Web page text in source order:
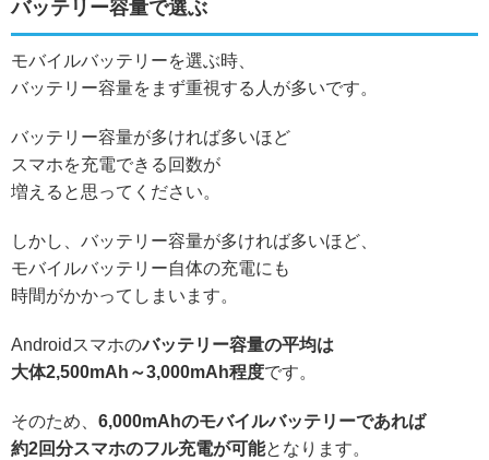
バッテリー容量で選ぶ
モバイルバッテリーを選ぶ時、
バッテリー容量をまず重視する人が多いです。
バッテリー容量が多ければ多いほど
スマホを充電できる回数が
増えると思ってください。
しかし、バッテリー容量が多ければ多いほど、
モバイルバッテリー自体の充電にも
時間がかかってしまいます。
Androidスマホのバッテリー容量の平均は
大体2,500mAh～3,000mAh程度です。
そのため、 6,000mAhのモバイルバッテリーであれば
約2回分スマホのフル充電が可能となります。